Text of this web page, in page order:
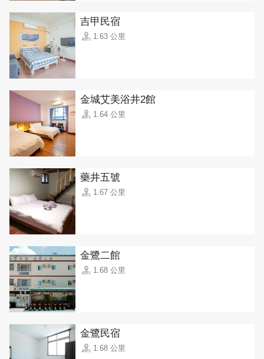
吉甲民宿
1.63 公里
金城艾美浴井2館
1.64 公里
藥井五號
1.67 公里
金鷺二館
1.68 公里
金鷺民宿
1.68 公里